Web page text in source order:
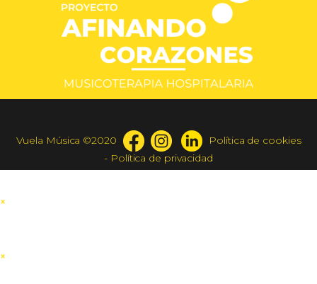
Vuela Música ©2020
Política de cookies
- Política de privacidad
×
×